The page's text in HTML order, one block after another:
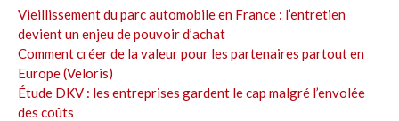
Vieillissement du parc automobile en France : l’entretien
devient un enjeu de pouvoir d’achat
Comment créer de la valeur pour les partenaires partout en
Europe (Veloris)
Étude DKV : les entreprises gardent le cap malgré l’envolée
des coûts